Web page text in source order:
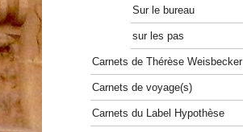
Sur le bureau
sur les pas
Carnets de Thérèse Weisbecker
Carnets de voyage(s)
Carnets du Label Hypothèse